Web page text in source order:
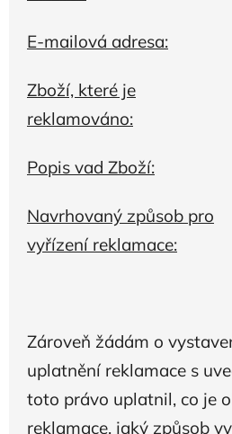
E-mailová adresa:
Zboží, které je
reklamováno:
Popis vad Zboží:
Navrhovaný způsob pro
vyřízení reklamace:
Zároveň žádám o
uplatnění reklamace s
toto právo uplatnil, co je
reklamace, jaký způsob